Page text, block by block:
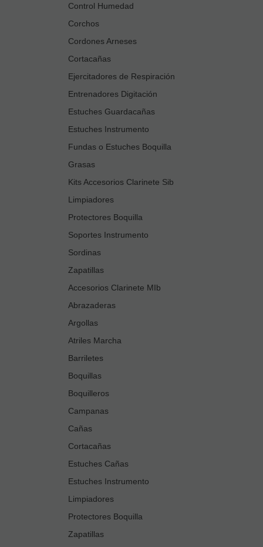
Control Humedad
Corchos
Cordones Arneses
Cortacañas
Ejercitadores de Respiración
Entrenadores Digitación
Estuches Guardacañas
Estuches Instrumento
Fundas o Estuches Boquilla
Grasas
Kits Accesorios Clarinete Sib
Limpiadores
Protectores Boquilla
Soportes Instrumento
Sordinas
Zapatillas
Accesorios Clarinete MIb
Abrazaderas
Argollas
Atriles Marcha
Barriletes
Boquillas
Boquilleros
Campanas
Cañas
Cortacañas
Estuches Cañas
Estuches Instrumento
Limpiadores
Protectores Boquilla
Zapatillas